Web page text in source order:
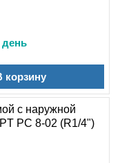
день
корзину
с наружной
PC 8-02 (R1/4")